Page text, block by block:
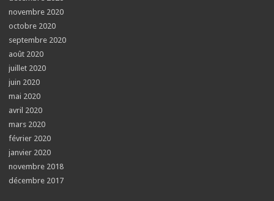
novembre 2020
octobre 2020
septembre 2020
août 2020
juillet 2020
juin 2020
mai 2020
avril 2020
mars 2020
février 2020
janvier 2020
novembre 2018
décembre 2017